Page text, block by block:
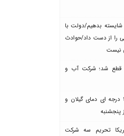
شایسته بدهیم/دولت با
را از دست داد/حوادث
نیست
قطع شد؛ شرکت آب و
رگبار، رعدوبرق، کاهش ۴ درجه ای دمای گیلان و
پنجشنبه
تحریم سه شرکت